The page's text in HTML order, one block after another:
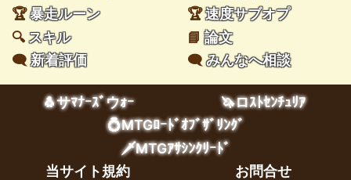
🏆暴走ルーン 🏆速度サブオプ
🔍スキル 📘論文
🗨️新着評価 🗨️みんなへ相談
🐧サﾏﾅｰｽﾞウｫｰ
🦄ロｽﾄｾﾝﾁｭﾘｱ
💍MTGﾛｰﾄﾞｵﾌﾞｻﾞﾘﾝｸﾞ
🗡️MTGｱｻｼﾝｸﾘｰﾄﾞ
当サイト規約
お問合せ